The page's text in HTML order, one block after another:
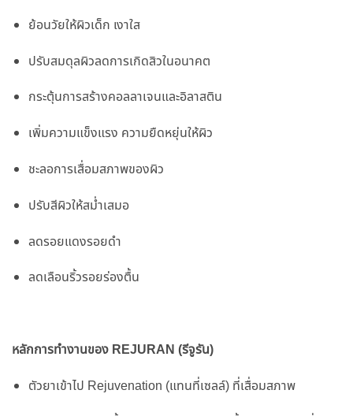
ย้อนวัยให้ผิวเด็ก เงาใส
ปรับสมดุลผิวลดการเกิดสิวในอนาคต
กระตุ้นการสร้างคอลลาเจนและอิลาสติน
เพิ่มความแข็งแรง ความยืดหยุ่นให้ผิว
ชะลอการเสื่อมสภาพของผิว
ปรับสีผิวให้สม่ำเสมอ
ลดรอยแดงรอยดำ
ลดเลือนริ้วรอยร่องตื้น
หลักการทำงานของ REJURAN (รีจูรัน)
ตัวยาเข้าไป Rejuvenation (แทนที่เซลล์) ที่เสื่อมสภาพ